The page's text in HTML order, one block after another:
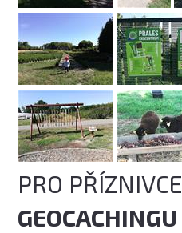
PRO PŘÍZNIVCE
GEOCACHINGU